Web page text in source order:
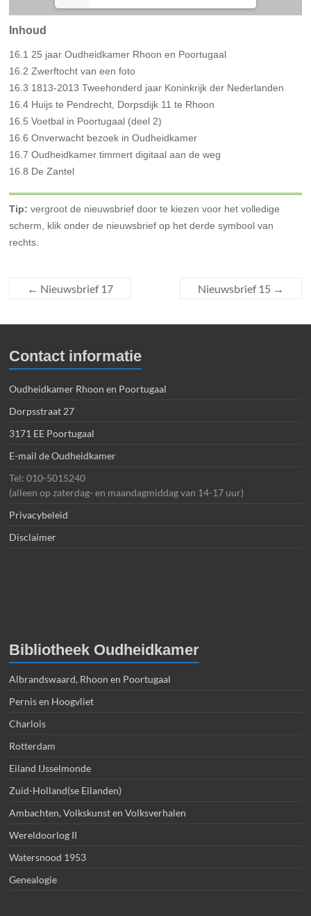
Inhoud
16.1 25 jaar Oudheidkamer Rhoon en Poortugaal
16.2 Zwerftocht van een foto
16.3 1813-2013 Tweehonderd jaar Koninkrijk der Nederlanden
16.4 Huijs te Pendrecht, Dorpsdijk 11 te Rhoon
16.5 Voetbal in Poortugaal (deel 2)
16.6 Onverwacht bezoek in Oudheidkamer
16.7 Oudheidkamer timmert digitaal aan de weg
16.8 De Zantel
Tip: vergroot de nieuwsbrief door te kiezen voor het volledige
scherm, klik onder de nieuwsbrief op het derde symbool van
rechts.
← Nieuwsbrief 17 Nieuwsbrief 15 →
Contact informatie
Oudheidkamer Rhoon en Poortugaal
Dorpsstraat 27
3171 EE Poortugaal
E-mail de Oudheidkamer
Tel: 010-5015240
(alleen op zaterdag- en maandagmiddag van 14-17 uur)
Privacybeleid
Disclaimer
Bibliotheek Oudheidkamer
Albrandswaard, Rhoon en Poortugaal
Pernis en Hoogvliet
Charlois
Rotterdam
Eiland IJsselmonde
Zuid-Holland(se Eilanden)
Ambachten, Volkskunst en Volksverhalen
Wereldoorlog II
Watersnood 1953
Genealogie